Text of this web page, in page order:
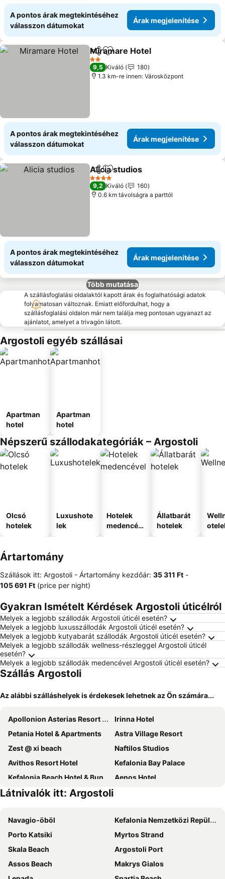
A pontos árak megtekintéséhez
válasszon dátumokat
Árak megjelenítése
Megosztás
Hozzáadás a kedvencekhez
Miramare Hotel
2 Kategória
9,5 Kiváló
180
1.3 km-re innen: Városközpont
A pontos árak megtekintéséhez
válasszon dátumokat
Árak megjelenítése
Megosztás
Hozzáadás a kedvencekhez
Alicia studios
4 Kategória
9,2 Kiváló
160
0.6 km távolságra a parttól
A pontos árak megtekintéséhez
válasszon dátumokat
Árak megjelenítése
Több mutatása
A szállásfoglalási oldalaktól kapott árak és foglalhatósági adatok
folyamatosan változnak. Emiatt előfordulhat, hogy a
szállásfoglalási oldalon már nem találja meg pontosan ugyanazt az
ajánlatot, amelyet a trivagón látott.
Argostoli egyéb szállásai
Apartman
hotel
Apartman
hotel
Népszerű szállodakategóriák – Argostoli
Olcsó
hotelek
Luxushote
lek
Hotelek
medencév
Állatbarát
hotelek
Ártartomány
Szállások itt: Argostoli - Ártartomány kezdőár: ‎35 311 Ft -
‎105 691 Ft (price per night)
Gyakran Ismételt Kérdések Argostoli úticélról
Melyek a legjobb szállodák Argostoli úticél esetén?
Melyek a legjobb luxusszállodák Argostoli úticél esetén?
Melyek a legjobb kutyabarát szállodák Argostoli úticél esetén?
Melyek a legjobb szállodák wellness-részleggel Argostoli úticél
esetén?
Melyek a legjobb szállodák medencével Argostoli úticél esetén?
Szállás Argostoli
Az alábbi szálláshelyek is érdekesek lehetnek az Ön számára...
Apollonion Asterias Resort & Spa
Irinna Hotel
Petania Hotel & Apartments
Astra Village Resort
Zest @ xi beach
Naftilos Studios
Avithos Resort Hotel
Kefalonia Bay Palace
Kefalonia Beach Hotel & Bungalows
Aenos Hotel
Karavados Beach Hotel
Hotel Aggelos Kefalonia
Villa Carina
Ionian Emerald Resort
Palatino Hotel
Mediterranee
Panas Hotel
Argile Resort
Agios Gerasimos Studios
Látnivalók itt: Argostoli
Navagio-öböl
Kefalonia Nemzetközi Repülőtér
Porto Katsiki
Myrtos Strand
Skala Beach
Argostoli Port
Assos Beach
Makrys Gialos